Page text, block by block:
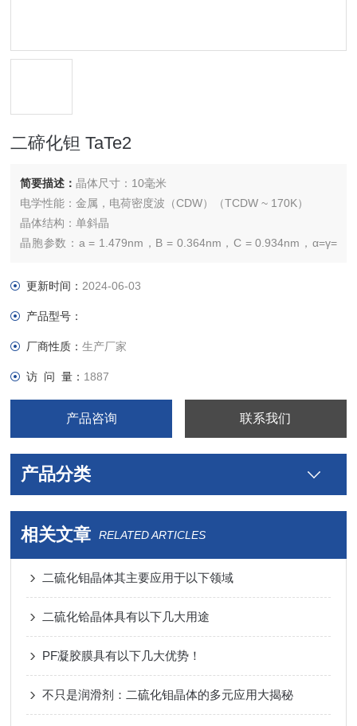
二碲化钽 TaTe2
简要描述：晶体尺寸：10毫米
电学性能：金属，电荷密度波（CDW）（TCDW ~ 170K）
晶体结构：单斜晶
晶胞参数：a = 1.479nm，B = 0.364nm，C = 0.934nm，α=γ=
晶体类型：合成
表征方法：XRD、拉曼、EDX
更新时间： 2024-06-03
产品型号：
厂商性质：生产厂家
访 问 量： 1887
产品咨询 联系我们
产品分类
相关文章 RELATED ARTICLES
二硫化钼晶体其主要应用于以下领域
二硫化铪晶体具有以下几大用途
PF凝胶膜具有以下几大优势！
不只是润滑剂：二硫化钼晶体的多元应用大揭秘